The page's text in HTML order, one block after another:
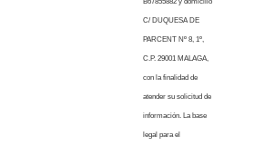
B67855882 y domicilio
C/ DUQUESA DE
PARCENT Nº 8, 1º,
C.P. 29001 MALAGA,
con la finalidad de
atender su solicitud de
información. La base
legal para el